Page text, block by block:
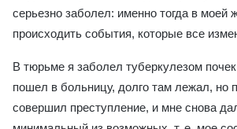
серьезно заболел: именно тогда в моей
происходить события, которые все
В тюрьме я заболел туберкулезом
пошел в больницу, долго там лежал, но
совершил преступление, и мне снова